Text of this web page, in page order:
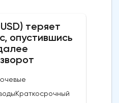
теряет
опустившись